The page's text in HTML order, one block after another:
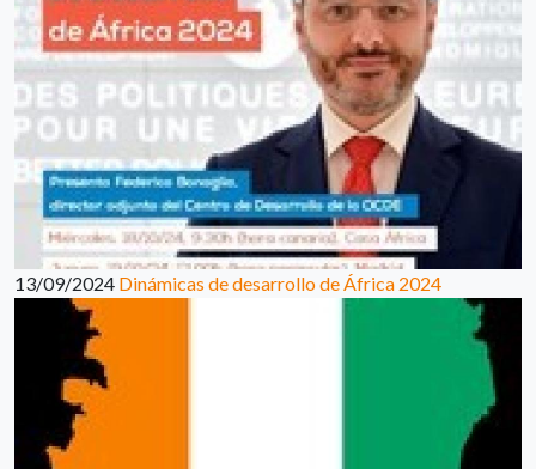
13/09/2024 Dinámicas de desarrollo de África 2024